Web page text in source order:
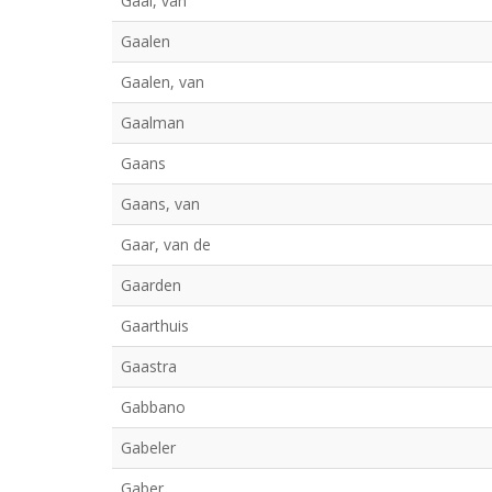
Gaalen
Gaalen, van
Gaalman
Gaans
Gaans, van
Gaar, van de
Gaarden
Gaarthuis
Gaastra
Gabbano
Gabeler